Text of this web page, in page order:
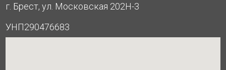
г. Брест, ул. Московская 202Н-3
УНП290476683